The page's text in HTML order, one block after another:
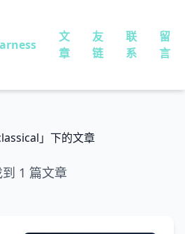
文
章
友
链
联
系
留
言
」下的文章
1 篇文章